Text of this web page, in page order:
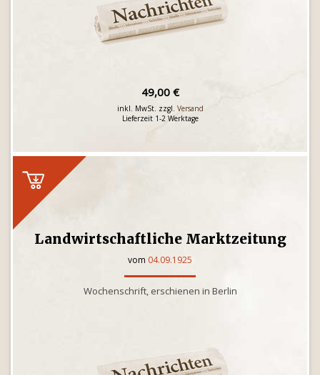
49,00 €
inkl. MwSt. zzgl. Versand
Lieferzeit 1-2 Werktage
Landwirtschaftliche Marktzeitung
vom 04.09.1925
Wochenschrift, erschienen in Berlin